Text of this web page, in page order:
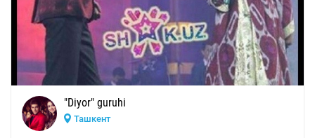
"Diyor" guruhi
Ташкент